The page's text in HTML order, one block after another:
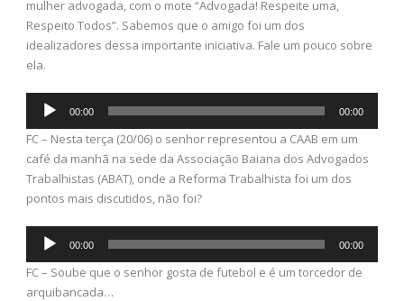
mulher advogada, com o mote “Advogada! Respeite uma,
Respeito Todos”. Sabemos que o amigo foi um dos
idealizadores dessa importante iniciativa. Fale um pouco sobre
ela.
Tocador
áudio
00:00 00:00
FC – Nesta terça (20/06) o senhor representou a CAAB em um
café da manhã na sede da Associação Baiana dos Advogados
Trabalhistas (ABAT), onde a Reforma Trabalhista foi um dos
pontos mais discutidos, não foi?
Tocador
áudio
00:00 00:00
FC – Soube que o senhor gosta de futebol e é um torcedor de
arquibancada…